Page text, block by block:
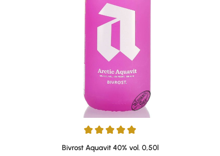
Durchschnittliche Bewertung von 5 von 5 Sternen
Bivrost Aquavit 40% vol. 0,50l